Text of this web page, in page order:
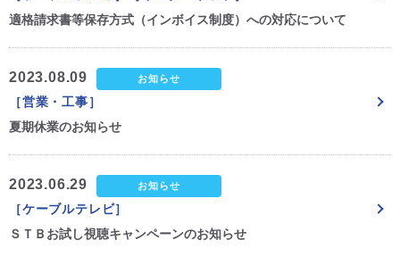
適格請求書等保存方式（インボイス制度）への対応について
2023.08.09 お知らせ
［営業・工事］
夏期休業のお知らせ
2023.06.29 お知らせ
［ケーブルテレビ］
ＳＴＢお試し視聴キャンペーンのお知らせ